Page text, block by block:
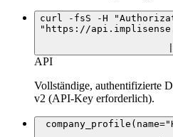
curl -fsS -H
"https://
API
Vollständige, authentifizierte
v2 (API-Key erforderlich).